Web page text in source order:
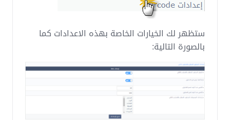
ستظهر لك الخيارات الخاصة بهذه الاعدادات كما
بالصورة التالية: